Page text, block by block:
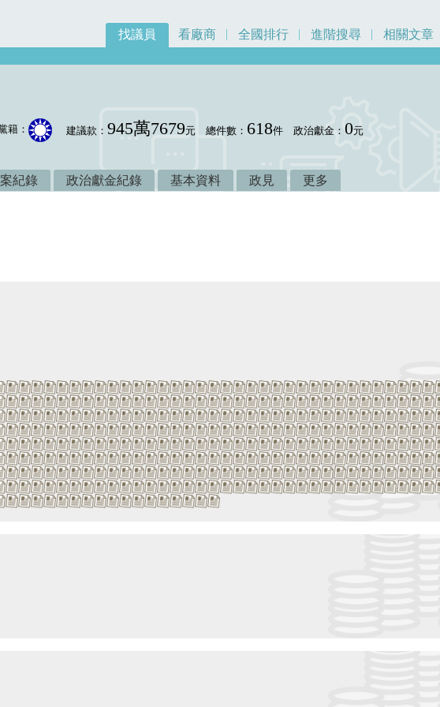
找議員 看廠商 全國排行 進階搜尋 相關文章
籍： 建議款：945萬7679元 總件數： 618件 政治獻金：0元
紀錄 政治獻金紀錄 基本資料 政見 更多